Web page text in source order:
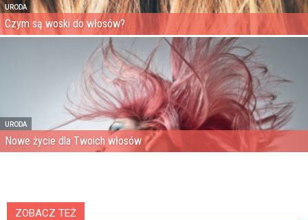
URODA
Czym są woski do włosów?
URODA
Nowe życie dla Twoich włosów
ZOBACZ TEŻ